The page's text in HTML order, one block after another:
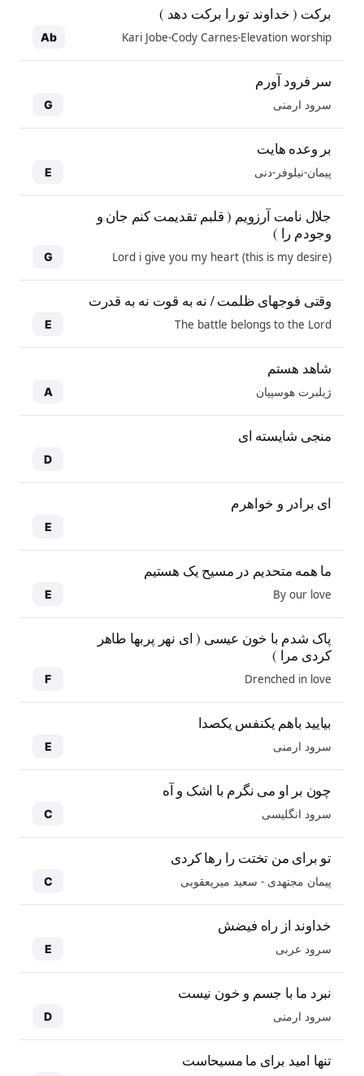
برکت ( خداوند تو را برکت دهد )
Kari Jobe-Cody Carnes-Elevation worship
Ab
سر فرود آورم
سرود ارمنی G
بر وعده هایت
پیمان-نیلوفر-دنی E
جلال نامت آرزویم ( قلبم تقدیمت کنم جان و
وجودم را )
Lord i give you my heart (this is my desire)
G
وقتی فوجهای ظلمت / نه به قوت نه به قدرت
The battle belongs to the Lord
E
شاهد هستم
ژیلبرت هوسپیان A
منجی شایسته ای
D
ای برادر و خواهرم
E
ما همه متحدیم در مسیح یک هستیم
By our love
E
پاک شدم با خون عیسی ( ای نهر پربها طاهر
کردی مرا )
Drenched in love
F
بیایید باهم یکنفس یکصدا
سرود ارمنی E
چون بر او می نگرم با اشک و آه
سرود انگلیسی C
تو برای من تختت را رها کردی
پیمان مجتهدی - سعید میریعقوبی C
خداوند از راه فیضش
سرود عربی E
نبرد ما با جسم و خون نیست
سرود ارمنی D
تنها امید برای ما مسیحاست